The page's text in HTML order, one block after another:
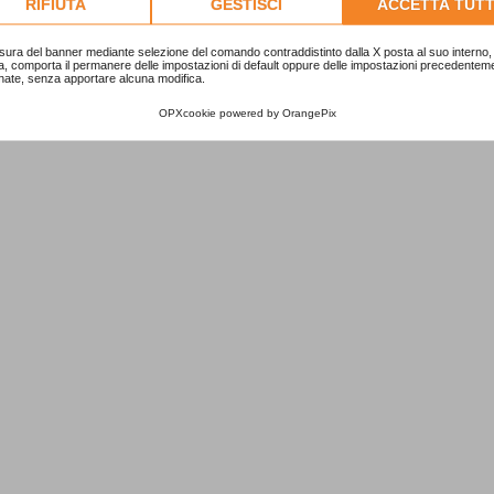
del banner mediante selezione del comando contraddistinto dalla X posta al suo interno,
comporta il permanere delle impostazioni di default oppure delle impostazioni
senza apportare alcuna modifica.
OPXcookie powered by OrangePix